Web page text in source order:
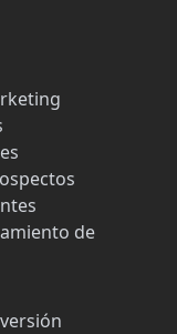
de